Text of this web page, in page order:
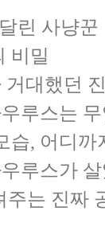
린 사냥꾼
비밀
거대했던
루스는
습, 어디까
루스가
는 진짜